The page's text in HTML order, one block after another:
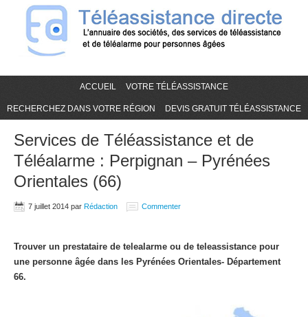
ACCUEIL VOTRE TÉLÉASSISTANCE
RECHERCHEZ DANS VOTRE RÉGION DEVIS GRATUIT TÉLÉASSISTANCE
Services de Téléassistance et de
Téléalarme : Perpignan – Pyrénées
Orientales (66)
7 juillet 2014 par Rédaction Commenter
Trouver un prestataire de telealarme ou de teleassistance pour
une personne âgée dans les Pyrénées Orientales- Département
66.